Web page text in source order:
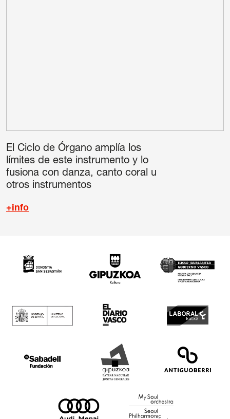
El Ciclo de Órgano amplía los
límites de este instrumento y lo
fusiona con danza, canto coral u
otros instrumentos
+info